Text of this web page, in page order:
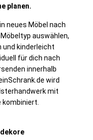
planen.
neues Möbel nach
auswählen,
und kinderleicht
für dich nach
innerhalb
wird
mit